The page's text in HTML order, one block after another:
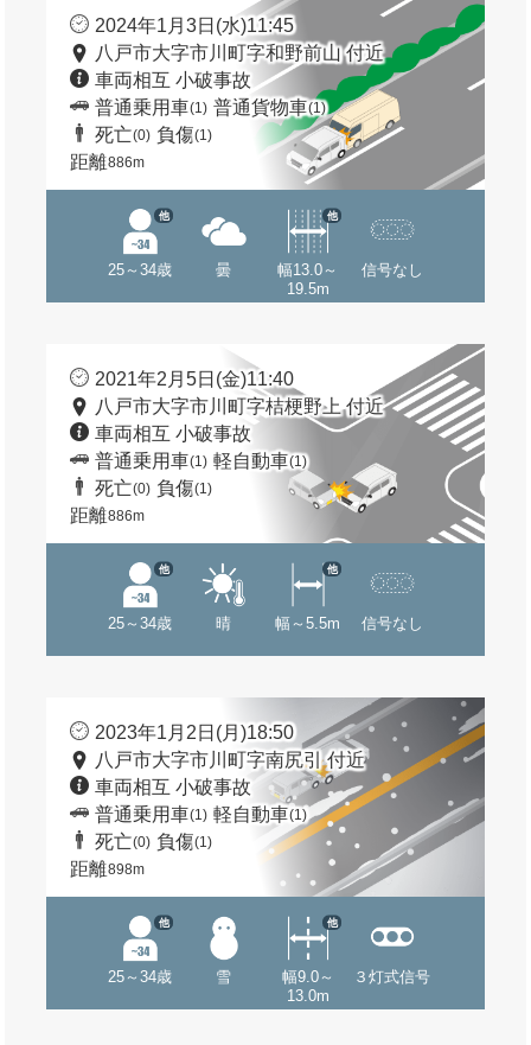
2024年1月3日(水)11:45
八戸市大字市川町字和野前山 付近
車両相互 小破事故
普通乗用車(1) 普通貨物車(1)
死亡(0) 負傷(1)
距離886m
25～34歳
他
曇
幅13.0～
19.5m
他
信号なし
2021年2月5日(金)11:40
八戸市大字市川町字桔梗野上 付近
車両相互 小破事故
普通乗用車(1) 軽自動車(1)
死亡(0) 負傷(1)
距離886m
25～34歳
他
晴 幅～5.5m
他
信号なし
2023年1月2日(月)18:50
八戸市大字市川町字南尻引 付近
車両相互 小破事故
普通乗用車(1) 軽自動車(1)
死亡(0) 負傷(1)
距離898m
25～34歳
他
雪
幅9.0～
13.0m
他
３灯式信号